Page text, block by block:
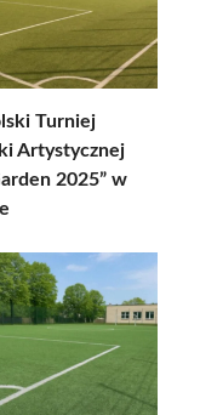
Turniej
Artystycznej
2025” w